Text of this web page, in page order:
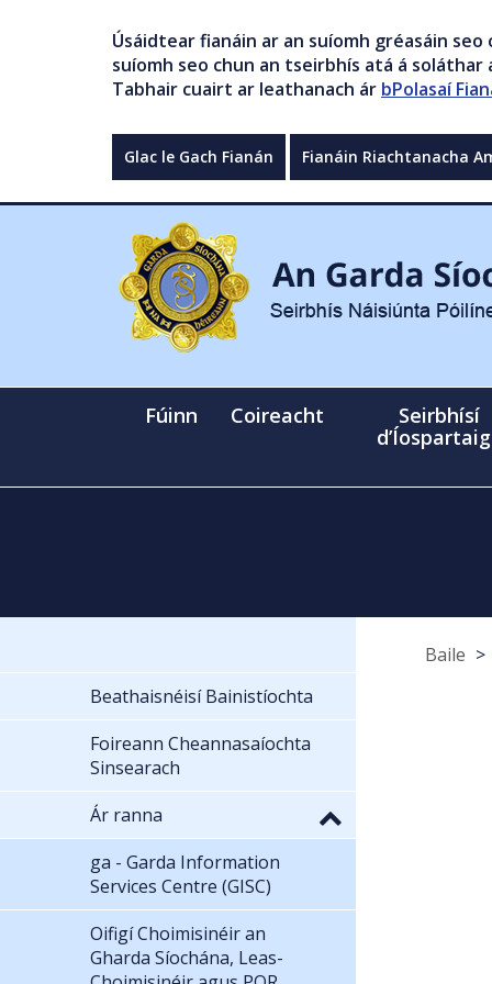
Úsáidtear fianáin ar an suíomh gréasáin
suíomh seo chun an tseirbhís atá á
Tabhair cuairt ar leathanach ár bPolasaí
Glac le Gach Fianán Fianáin Riachtanacha
Fúinn Coireacht
Seirbhísí
Baile
Beathaisnéisí Bainistíochta
Foireann Cheannasaíochta
Sinsearach
Ár ranna
ga - Garda Information
Services Centre (GISC)
Oifigí Choimisinéir an
Gharda Síochána, Leas-